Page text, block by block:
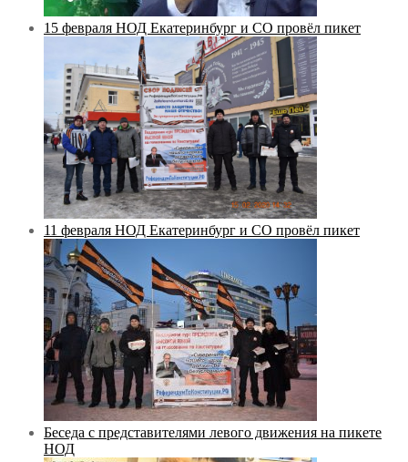
15 февраля НОД Екатеринбург и СО провёл пикет
11 февраля НОД Екатеринбург и СО провёл пикет
Беседа с представителями левого движения на пикете
НОД